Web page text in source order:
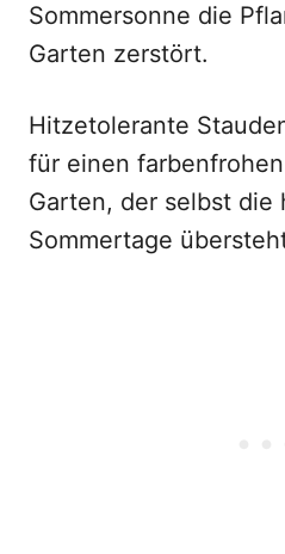
Sommersonne die
Garten zerstört.
Hitzetolerante
für einen
Garten, der selbst die
Sommertage